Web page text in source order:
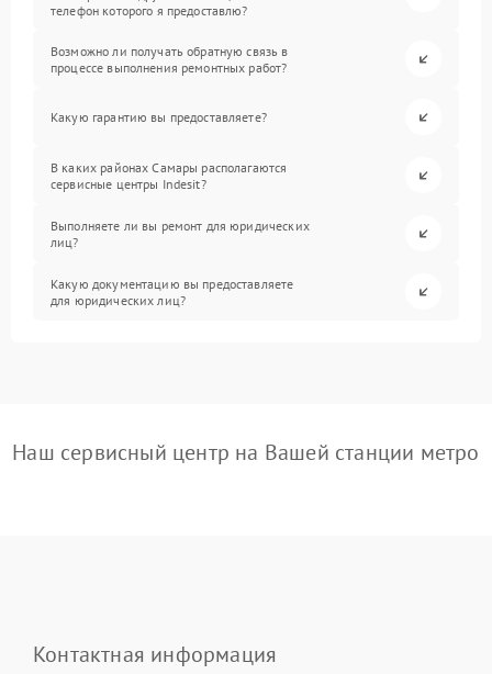
телефон которого я предоставлю?
Возможно ли получать обратную связь в
процессе выполнения ремонтных работ?
Какую гарантию вы предоставляете?
В каких районах Самары располагаются
сервисные центры Indesit?
Выполняете ли вы ремонт для юридических
лиц?
Какую документацию вы предоставляете
для юридических лиц?
Наш сервисный центр на Вашей станции метро
Контактная информация